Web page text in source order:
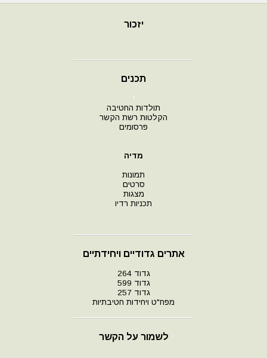
יזכור
תכנים
י
תולדות החטיבה
הקלטות רשת הקשר
פרסומים
מדיה
תמונות
סרטים
מצגות
תכניות רדיו
אתרים גדודיים ויחידתיים
גדוד 264
גדוד 599
גדוד 257
מפח"ט ויחידות חטיבתיות
לשמור על הקשר